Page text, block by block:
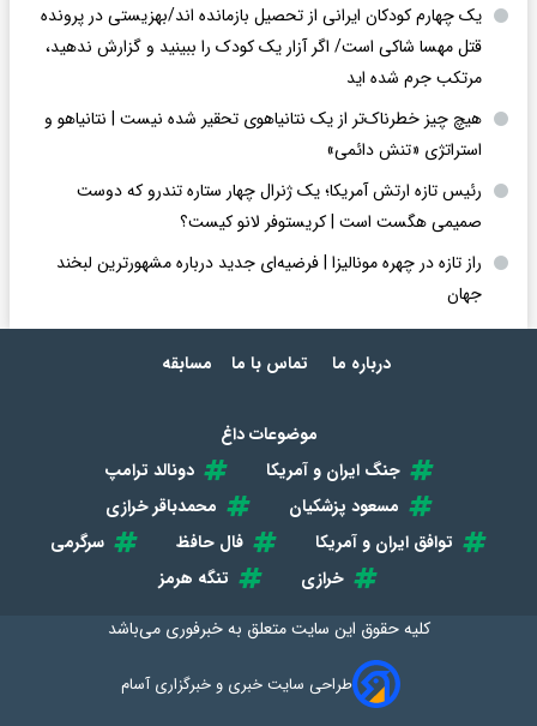
یک چهارم کودکان ایرانی از تحصیل بازمانده اند/بهزیستی در پرونده
قتل مهسا شاکی است/ اگر آزار یک کودک را ببینید و گزارش ندهید،
مرتکب جرم شده اید
هیچ چیز خطرناک‌تر از یک نتانیاهوی تحقیر شده نیست | نتانیاهو و
استراتژی «تنش دائمی»
رئیس تازه ارتش آمریکا؛ یک ژنرال چهار ستاره تندرو که دوست
صمیمی هگست است | کریستوفر لانو کیست؟
راز تازه در چهره مونالیزا | فرضیه‌ای جدید درباره مشهورترین لبخند
جهان
درباره ما تماس با ما مسابقه
موضوعات داغ
جنگ ایران و آمریکا
دونالد ترامپ
مسعود پزشکیان
محمدباقر خرازی
توافق ایران و آمریکا
فال حافظ
سرگرمی
خرازی
تنگه هرمز
کلیه حقوق این سایت متعلق بهخبرفوری می‌باشد
طراحی سایت خبری و خبرگزاری آسام